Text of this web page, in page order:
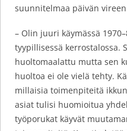
suunnitelmaa päivän
– Olin juuri käymässä
tyypillisessä kerrostalossa.
huoltomaalattu mutta sen
huoltoa ei ole vielä tehty.
millaisia toimenpiteitä
asiat tulisi huomioitua
työporukat käyvät